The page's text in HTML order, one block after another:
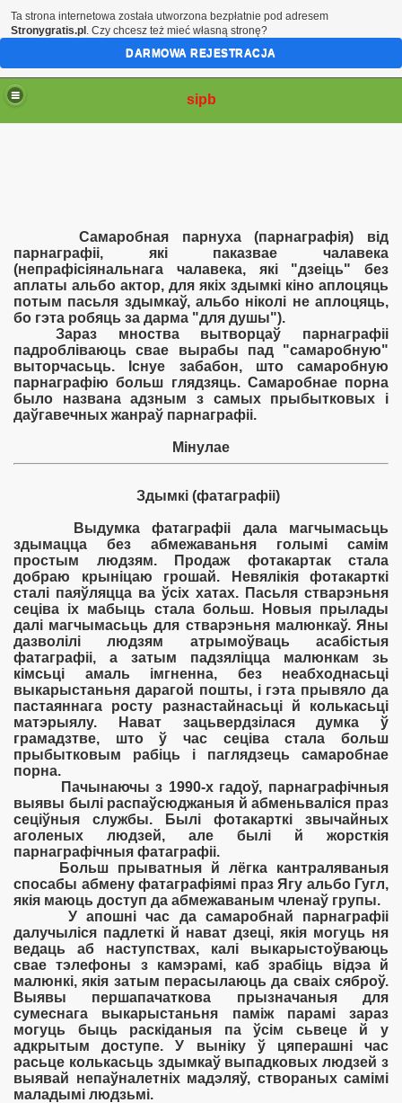
sipb
Самаробная парнуха (парнаграфія) від
парнаграфіі, які паказвае чалавека
(непрафісіянальнага чалавека, які "дзеіць" без
аплаты альбо актор, для якіх здымкі кіно аплоцяць
потым пасьля здымкаў, альбо ніколі не аплоцяць,
бо гэта робяць за дарма "для душы").
Зараз мноства вытворцаў парнаграфіі
падробліваюць свае вырабы пад "самаробную"
выторчасьць. Існуе забабон, што самаробную
парнаграфію больш глядзяць. Самаробнае порна
было названа адзным з самых прыбытковых і
даўгавечных жанраў парнаграфіі.
Мінулае
Здымкі (фатаграфіі)
Выдумка фатаграфіі дала магчымасьць
здымацца без абмежаваньня голымі самім
простым людзям. Продаж фотакартак стала
добраю крыніцаю грошай. Невялікія фотакарткі
сталі паяўляцца ва ўсіх хатах. Пасьля стварэньня
сеціва іх мабыць стала больш. Новыя прылады
далі магчымасьць для стварэньня малюнкаў. Яны
дазволілі людзям атрымоўваць асабістыя
фатаграфіі, а затым падзяліцца малюнкам зь
кімсьці амаль імгненна, без неабходнасьці
выкарыстаньня дарагой пошты, і гэта прывяло да
пастаяннага росту разнастайнасьці й колькасьці
матэрыялу. Нават зацьвердзілася думка ў
грамадзтве, што ў час сеціва стала больш
прыбытковым рабіць і паглядзець самаробнае
порна.
Пачынаючы з 1990-х гадоў, парнаграфічныя
выявы былі распаўсюджаныя й абменьваліся праз
сеціўныя службы. Былі фотакарткі звычайных
аголеных людзей, але былі й жорсткія
парнаграфічныя фатаграфіі.
Больш прыватныя й лёгка кантраляваныя
спосабы абмену фатаграфіямі праз Ягу альбо Гугл,
якія маюць доступ да абмежаваным членаў групы.
У апошні час да самаробнай парнаграфіі
далучыліся падлеткі й нават дзеці, якія могуць ня
ведаць аб наступствах, калі выкарыстоўваюць
свае тэлефоны з камэрамі, каб зрабіць відэа й
малюнкі, якія затым перасылаюць да сваіх сяброў.
Выявы першапачаткова прызначаныя для
сумеснага выкарыстаньня паміж парамі зараз
могуць быць раскіданыя па ўсім сьвеце й у
адкрытым доступе. У выніку ў цяперашні час
расьце колькасьць здымкаў выпадковых людзей з
выявай непаўналетніх мадэляў, створаных самімі
маладымі людзьмі.
Ta strona internetowa została utworzona bezpłatnie pod adresem
Stronygratis.pl . Czy chcesz też mieć własną stronę?
DARMOWA REJESTRACJA